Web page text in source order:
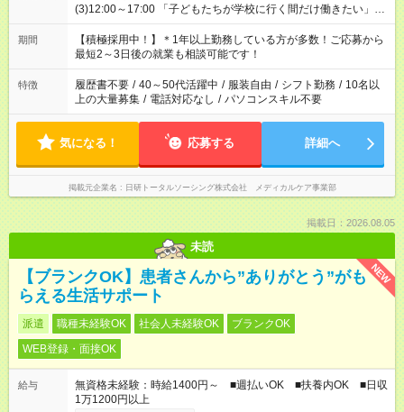
(3)12:00～17:00 「子どもたちが学校に行く間だけ働きたい」
「余裕を持って夕飯の準備がしたい」 「午前中は働いて、午後
はプライベートの時間にしたい」 など、ご希望を教えてくださ
いね。 ※Wワーク希望の方へ 今ご覧のお仕事で希望する勤務時
間と、もう1つのお仕事の勤務時間。 合計で週40時間を超える
場合は応募できません。
期間
【積極採用中！】＊1年以上勤務している方が多数！ご応募から
最短2～3日後の就業も相談可能です！
特徴 履歴書不要 / 40～50代活躍中 / 服装自由 / シフト勤務 / 10名以
上の大量募集 / 電話対応なし / パソコンスキル不要
気になる！ 応募する 詳細へ
掲載元企業名 日研トータルソーシング株式会社 メディカルケア事業部
掲載日：2026.08.05
未読
NEW
【ブランクOK】患者さんから”ありがとう”がも
らえる生活サポート
派遣 職種未経験OK 社会人未経験OK
ブランクOK
WEB登録・面接OK
給与
無資格未経験：時給1400円～ ■週払いOK ■扶養内OK ■日収
1万1200円以上